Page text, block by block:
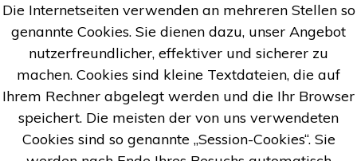
Die Internetseiten verwenden an mehreren Stellen so
genannte Cookies. Sie dienen dazu, unser Angebot
nutzerfreundlicher, effektiver und sicherer zu
machen. Cookies sind kleine Textdateien, die auf
Ihrem Rechner abgelegt werden und die Ihr Browser
speichert. Die meisten der von uns verwendeten
Cookies sind so genannte „Session-Cookies“. Sie